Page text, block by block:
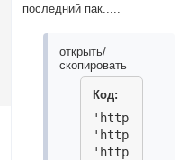
последний пак.....
открыть/
скопировать
Код:
'https://
'https://
'https://